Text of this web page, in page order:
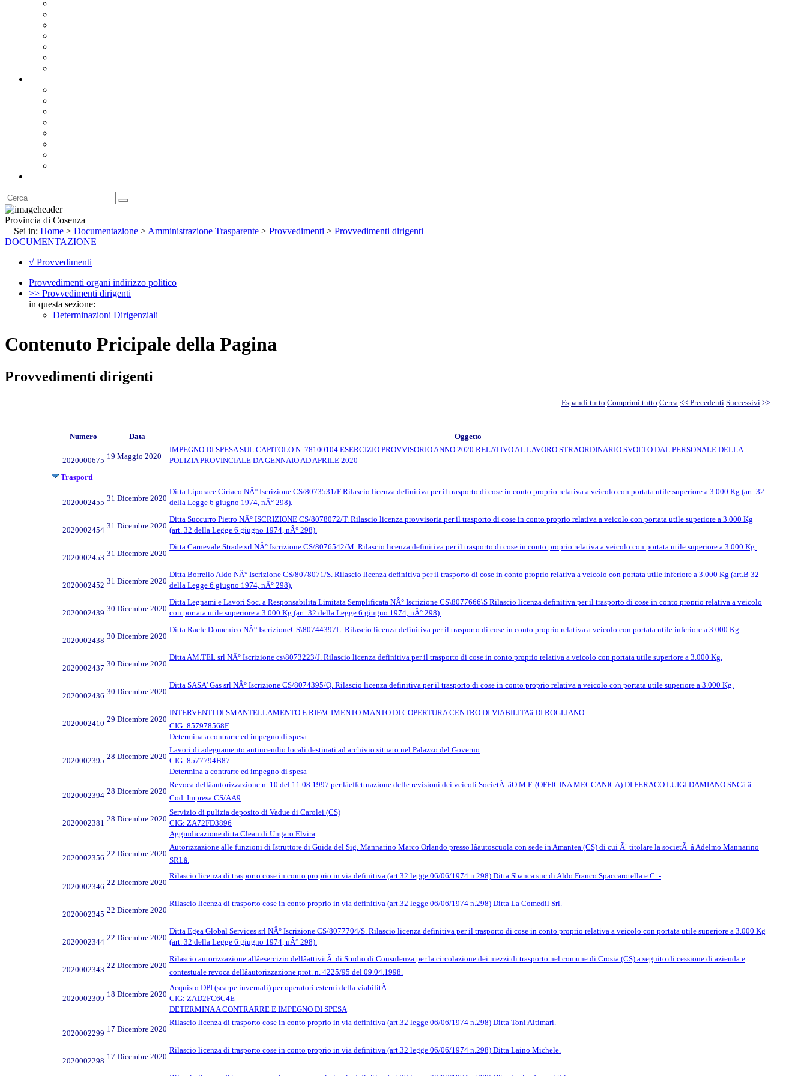
Provincia di Cosenza
Sei in: Home > Documentazione > Amministrazione Trasparente > Provvedimenti > Provvedimenti dirigenti
DOCUMENTAZIONE
√ Provvedimenti
Provvedimenti organi indirizzo politico
>> Provvedimenti dirigenti
in questa sezione:
Determinazioni Dirigenziali
Contenuto Pricipale della Pagina
Provvedimenti dirigenti
Espandi tutto Comprimi tutto Cerca << Precedenti Successivi >>
Numero Data Oggetto
2020000675 19 Maggio 2020
IMPEGNO DI SPESA SUL CAPITOLO N. 78100104 ESERCIZIO PROVVISORIO ANNO 2020 RELATIVO AL LAVORO STRAORDINARIO SVOLTO DAL PERSONALE DELLA
POLIZIA PROVINCIALE DA GENNAIO AD APRILE 2020
Trasporti
2020002455 31 Dicembre 2020
Ditta Liporace Ciriaco NÂ° Iscrizione CS/8073531/F Rilascio licenza definitiva per il trasporto di cose in conto proprio relativa a veicolo con portata utile superiore a 3.000 Kg (art. 32
della Legge 6 giugno 1974, nÂ° 298).
2020002454 31 Dicembre 2020
Ditta Succurro Pietro NÂ° ISCRIZIONE CS/8078072/T. Rilascio licenza provvisoria per il trasporto di cose in conto proprio relativa a veicolo con portata utile superiore a 3.000 Kg
(art. 32 della Legge 6 giugno 1974, nÂ° 298).
2020002453 31 Dicembre 2020
Ditta Carnevale Strade srl NÂ° Iscrizione CS/8076542/M. Rilascio licenza definitiva per il trasporto di cose in conto proprio relativa a veicolo con portata utile superiore a 3.000 Kg.
2020002452 31 Dicembre 2020
Ditta Borrello Aldo NÂ° Iscrizione CS/8078071/S. Rilascio licenza definitiva per il trasporto di cose in conto proprio relativa a veicolo con portata utile inferiore a 3.000 Kg (art.B 32
della Legge 6 giugno 1974, nÂ° 298).
2020002439 30 Dicembre 2020
Ditta Legnami e Lavori Soc. a Responsabilita Limitata Semplificata NÂ° Iscrizione CS\8077666\S Rilascio licenza definitiva per il trasporto di cose in conto proprio relativa a veicolo
con portata utile superiore a 3.000 Kg (art. 32 della Legge 6 giugno 1974, nÂ° 298).
2020002438 30 Dicembre 2020
Ditta Raele Domenico NÂ° IscrizioneCS\80744397L. Rilascio licenza definitiva per il trasporto di cose in conto proprio relativa a veicolo con portata utile inferiore a 3.000 Kg .
2020002437 30 Dicembre 2020
Ditta AM.TEL srl NÂ° Iscrizione cs\8073223/J. Rilascio licenza definitiva per il trasporto di cose in conto proprio relativa a veicolo con portata utile superiore a 3.000 Kg.
2020002436 30 Dicembre 2020
Ditta SASA' Gas srl NÂ° Iscrizione CS/8074395/Q. Rilascio licenza definitiva per il trasporto di cose in conto proprio relativa a veicolo con portata utile superiore a 3.000 Kg.
2020002410 29 Dicembre 2020
INTERVENTI DI SMANTELLAMENTO E RIFACIMENTO MANTO DI COPERTURA CENTRO DI VIABILITAâ DI ROGLIANO
CIG: 857978568F
Determina a contrarre ed impegno di spesa
2020002395 28 Dicembre 2020
Lavori di adeguamento antincendio locali destinati ad archivio situato nel Palazzo del Governo
CIG: 8577794B87
Determina a contrarre ed impegno di spesa
2020002394 28 Dicembre 2020
Revoca dellâautorizzazione n. 10 del 11.08.1997 per lâeffettuazione delle revisioni dei veicoli SocietÃ âO.M.F. (OFFICINA MECCANICA) DI FERACO LUIGI DAMIANO SNCâ â
Cod. Impresa CS/AA9
2020002381 28 Dicembre 2020
Servizio di pulizia deposito di Vadue di Carolei (CS)
CIG: ZA72FD3896
Aggiudicazione ditta Clean di Ungaro Elvira
2020002356 22 Dicembre 2020
Autorizzazione alle funzioni di Istruttore di Guida del Sig. Mannarino Marco Orlando presso lâautoscuola con sede in Amantea (CS) di cui Ã¨ titolare la societÃ â Adelmo Mannarino
SRLâ.
2020002346 22 Dicembre 2020
Rilascio licenza di trasporto cose in conto proprio in via definitiva (art.32 legge 06/06/1974 n.298) Ditta Sbanca snc di Aldo Franco Spaccarotella e C. -
2020002345 22 Dicembre 2020
Rilascio licenza di trasporto cose in conto proprio in via definitiva (art.32 legge 06/06/1974 n.298) Ditta La Comedil Srl.
2020002344 22 Dicembre 2020
Ditta Egea Global Services srl NÂ° Iscrizione CS/8077704/S. Rilascio licenza definitiva per il trasporto di cose in conto proprio relativa a veicolo con portata utile superiore a 3.000 Kg
(art. 32 della Legge 6 giugno 1974, nÂ° 298).
2020002343 22 Dicembre 2020
Rilascio autorizzazione allâesercizio dellâattivitÃ di Studio di Consulenza per la circolazione dei mezzi di trasporto nel comune di Crosia (CS) a seguito di cessione di azienda e
contestuale revoca dellâautorizzazione prot. n. 4225/95 del 09.04.1998.
2020002309 18 Dicembre 2020
Acquisto DPI (scarpe invernali) per operatori esterni della viabilitÃ .
CIG: ZAD2FC6C4E
DETERMINA A CONTRARRE E IMPEGNO DI SPESA
2020002299 17 Dicembre 2020
Rilascio licenza di trasporto cose in conto proprio in via definitiva (art.32 legge 06/06/1974 n.298) Ditta Toni Altimari.
2020002298 17 Dicembre 2020
Rilascio licenza di trasporto cose in conto proprio in via definitiva (art.32 legge 06/06/1974 n.298) Ditta Laino Michele.